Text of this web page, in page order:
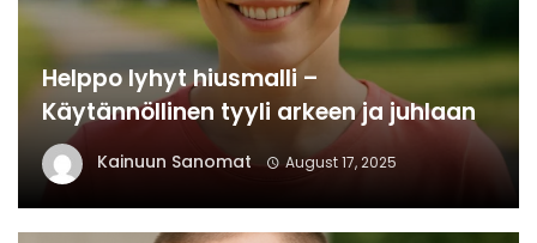
Helppo lyhyt hiusmalli –
Käytännöllinen tyyli arkeen ja juhlaan
Kainuun Sanomat August 17, 2025